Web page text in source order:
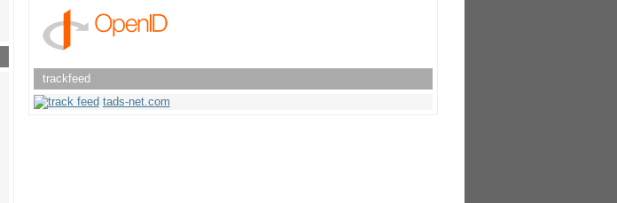
trackfeed
tads-net.com